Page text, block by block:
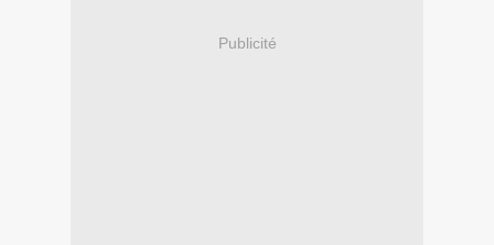
Publicité